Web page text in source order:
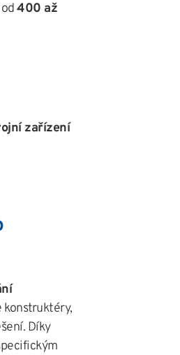
400 až
zařízení
konstruktéry,
Díky